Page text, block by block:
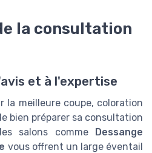
la consultation
et à l'expertise
la meilleure coupe, coloration
bien préparer sa consultation
salons comme Dessange
vous offrent un large éventail